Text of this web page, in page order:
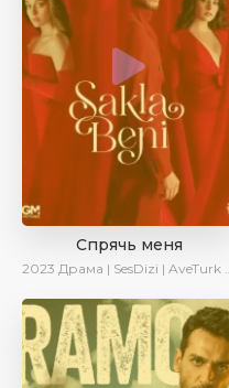
Спрячь меня
2023 Драма | SesDizi | AveTurk | AlisaDirilis | Сериалы 2023